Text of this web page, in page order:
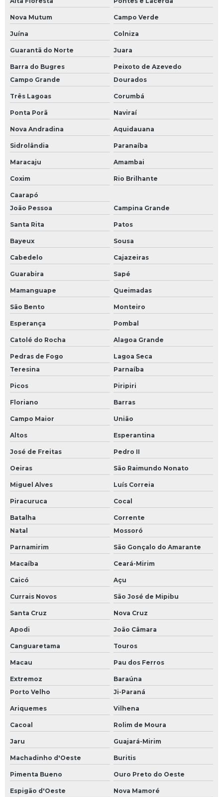
Nova Mutum Campo Verde
Juína Colniza
Guarantã do Norte Juara
Barra do Bugres
Peixoto de Azevedo
Campo Grande
Dourados
Três Lagoas Corumbá
Ponta Porã Naviraí
Nova Andradina Aquidauana
Sidrolândia Paranaíba
Maracaju Amambai
Coxim Rio Brilhante
Caarapó
João Pessoa
Campina Grande
Santa Rita Patos
Bayeux Sousa
Cabedelo Cajazeiras
Guarabira Sapé
Mamanguape Queimadas
São Bento Monteiro
Esperança Pombal
Catolé do Rocha Alagoa Grande
Pedras de Fogo
Lagoa Seca
Teresina
Parnaíba
Picos Piripiri
Floriano Barras
Campo Maior União
Altos Esperantina
José de Freitas Pedro II
Oeiras São Raimundo Nonato
Miguel Alves Luís Correia
Piracuruca Cocal
Batalha
Corrente
Natal
Mossoró
Parnamirim São Gonçalo do Amarante
Macaíba Ceará-Mirim
Caicó Açu
Currais Novos São José de Mipibu
Santa Cruz Nova Cruz
Apodi João Câmara
Canguaretama Touros
Macau Pau dos Ferros
Extremoz
Baraúna
Porto Velho
Ji-Paraná
Ariquemes Vilhena
Cacoal Rolim de Moura
Jaru Guajará-Mirim
Machadinho d'Oeste Buritis
Pimenta Bueno Ouro Preto do Oeste
Espigão d'Oeste Nova Mamoré